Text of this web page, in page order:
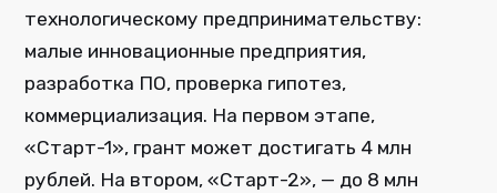
технологическому предпринимательству:
малые инновационные предприятия,
разработка ПО, проверка гипотез,
коммерциализация. На первом этапе,
«Старт-1», грант может достигать 4 млн
рублей. На втором, «Старт-2», — до 8 млн